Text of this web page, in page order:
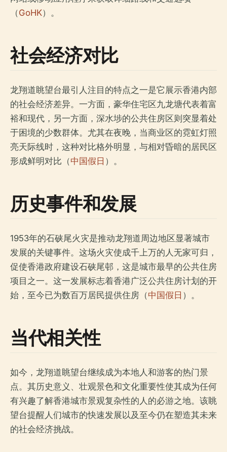
（GoHK）。
社会经济对比
龙翔道眺望台最引人注目的特点之一是它展示香港内部
的社会经济差异。一方面，豪华住宅区九龙塘代表着富
裕和现代，另一方面，深水埗的公共住房区则突显着处
于困境的少数群体。尤其在夜晚，当商业区的霓虹灯照
亮天际线时，这种对比格外明显，与相对昏暗的居民区
形成鲜明对比（中国假日 ）。
历史事件和发展
1953年的石硖尾火灾是推动龙翔道周边地区显著城市
发展的关键事件。这场火灾使成千上万的人无家可归，
促使香港政府建设石硖尾邨，这是城市最早的公共住房
项目之一。这一发展标志着香港广泛公共住房计划的开
始，至今已为数百万居民提供住房（中国假日 ）。
当代相关性
如今，龙翔道眺望台继续成为本地人和游客的热门景
点。其历史意义、壮观景色和文化重要性使其成为任何
有兴趣了解香港城市景观复杂性的人的必游之地。该眺
望台提醒人们城市的快速发展以及至今仍在塑造其未来
的社会经济挑战。